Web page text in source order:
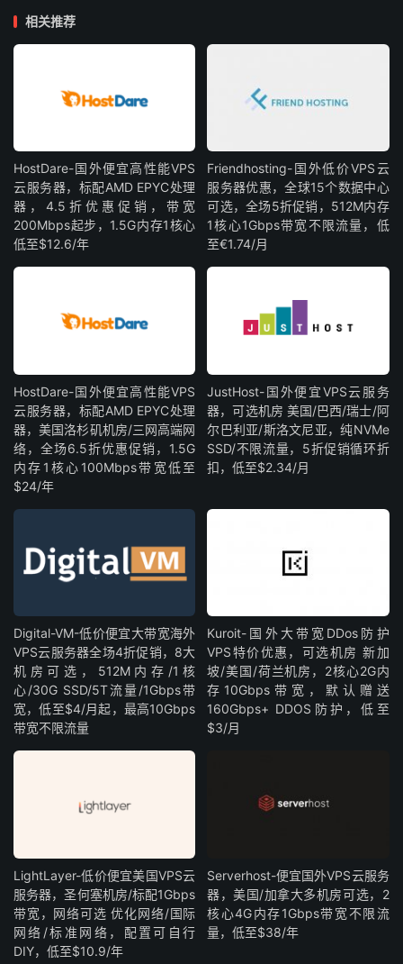
相关推荐
HostDare-国外便宜高性能VPS
云服务器，标配AMD EPYC处理
器，4.5折优惠促销，带宽
200Mbps起步，1.5G内存1核心
低至$12.6/年
Friendhosting-国外低价VPS云
服务器优惠，全球15个数据中心
可选，全场5折促销，512M内存
1核心1Gbps带宽不限流量，低
至€1.74/月
HostDare-国外便宜高性能VPS
云服务器，标配AMD EPYC处理
器，美国洛杉矶机房/三网高端网
络，全场6.5折优惠促销，1.5G
内存1核心100Mbps带宽低至
$24/年
JustHost-国外便宜VPS云服务
器，可选机房 美国/巴西/瑞士/阿
尔巴利亚/斯洛文尼亚，纯NVMe
SSD/不限流量，5折促销循环折
扣，低至$2.34/月
Digital-VM-低价便宜大带宽海外
VPS云服务器全场4折促销，8大
机房可选，512M内存/1核
心/30G SSD/5T流量/1Gbps带
宽，低至$4/月起，最高10Gbps
带宽不限流量
Kuroit-国外大带宽DDos防护
VPS特价优惠，可选机房 新加
坡/美国/荷兰机房，2核心2G内
存10Gbps带宽，默认赠送
160Gbps+ DDOS防护，低至
$3/月
LightLayer-低价便宜美国VPS云
服务器，圣何塞机房/标配1Gbps
带宽，网络可选 优化网络/国际
网络/标准网络，配置可自行
DIY，低至$10.9/年
Serverhost-便宜国外VPS云服务
器，美国/加拿大多机房可选，2
核心4G内存1Gbps带宽不限流
量，低至$38/年